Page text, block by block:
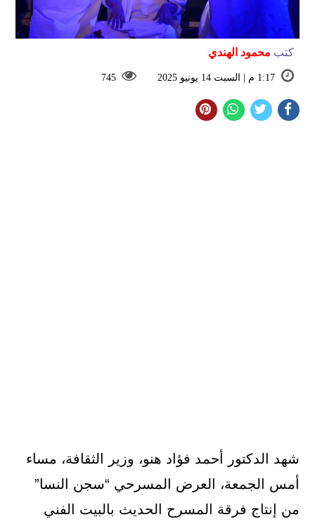
كتب محمود الهندي
1:17 م | السبت 14 يونيو 2025 745
شهد الدكتور أحمد فؤاد هنو، وزير الثقافة، مساء
أمس الجمعة، العرض المسرحي “سجن النسا”
من إنتاج فرقة المسرح الحديث بالبيت الفني